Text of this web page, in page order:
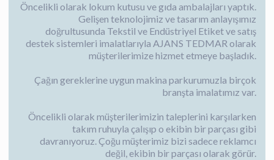
Öncelikli olarak lokum kutusu ve gıda ambalajları yaptık.
Gelişen teknolojimiz ve tasarım anlayışımız
doğrultusunda Tekstil ve Endüstriyel Etiket ve satış
destek sistemleri imalatlarıyla AJANS TEDMAR olarak
müşterilerimize hizmet etmeye başladık.
Çağın gereklerine uygun makina parkurumuzla birçok
branşta imalatımız var.
Öncelikli olarak müşterilerimizin taleplerini karşılarken
takım ruhuyla çalışıp o ekibin bir parçası gibi
davranıyoruz. Çoğu müşterimiz bizi sadece reklamcı
değil, ekibin bir parçası olarak görür.